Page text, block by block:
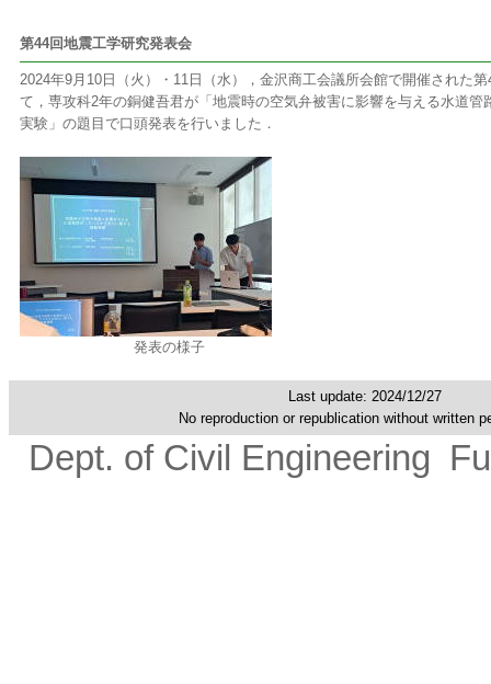
第44回地震工学研究発表会
2024年9月10日（火）・11日（水），金沢商工会議所会館で開催された
て，専攻科2年の銅健吾君が「地震時の空気弁被害に影響を与える水道
実験」の題目で口頭発表を行いました．
発表の様子
Last update: 2024/12/27
No reproduction or republication without written
Dept. of Civil Engineering